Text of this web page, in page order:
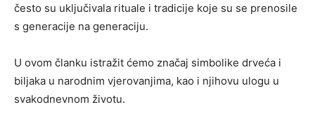
često su uključivala rituale i tradicije koje su se prenosile
s generacije na generaciju.
U ovom članku istražit ćemo značaj simbolike drveća i
biljaka u narodnim vjerovanjima, kao i njihovu ulogu u
svakodnevnom životu.